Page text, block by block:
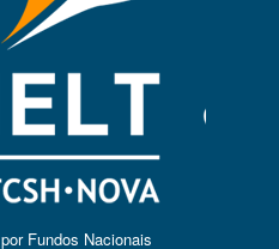
Fundos Nacionais